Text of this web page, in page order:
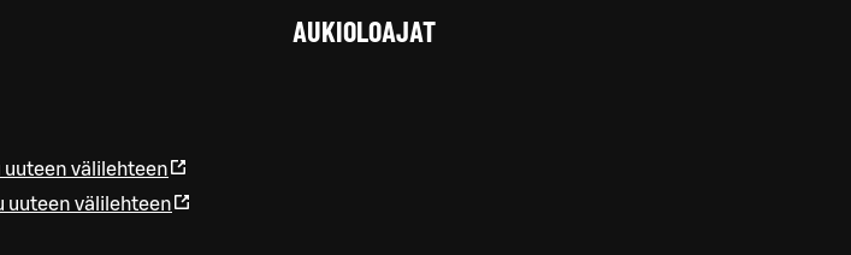
uuteen välilehteen
uuteen välilehteen
AUKIOLOAJAT